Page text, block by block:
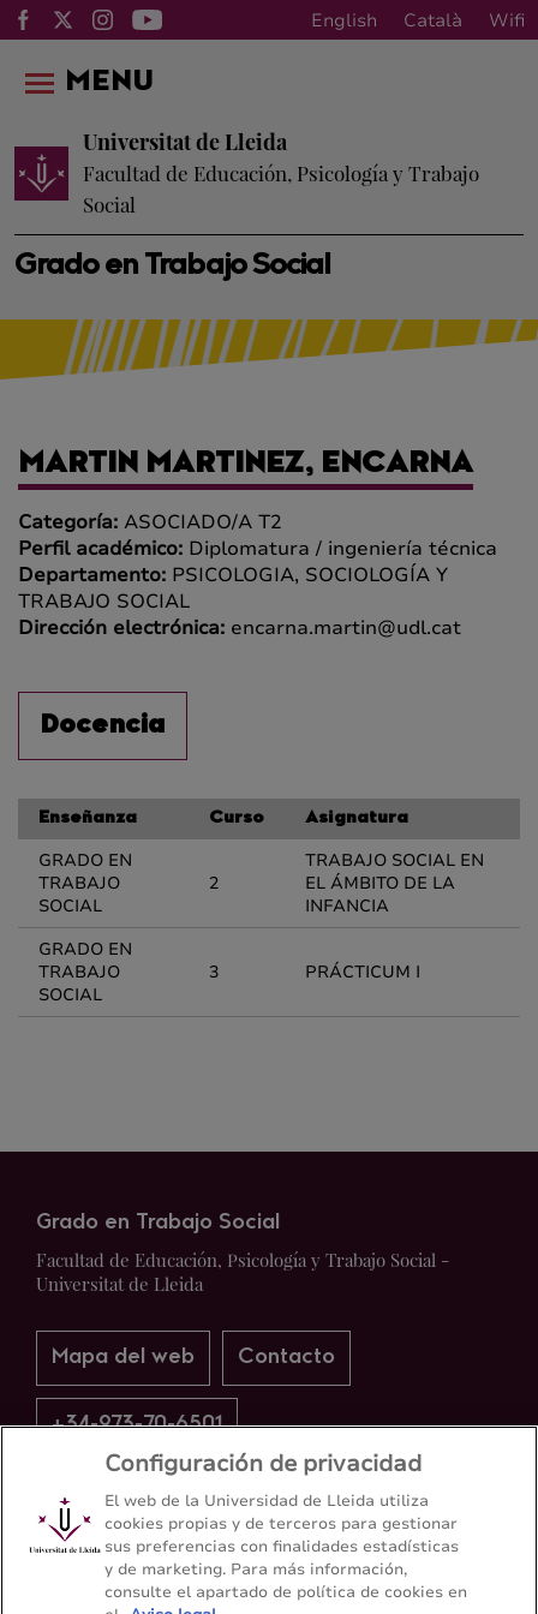
English Català Wifi
Grado en Trabajo Social
Universitat de Lleida
Facultad de Educación, Psicología y Trabajo
Social
MENU
MARTIN MARTINEZ, ENCARNA
Categoría: ASOCIADO/A T2
Perfil académico: Diplomatura / ingeniería técnica
Departamento: PSICOLOGIA, SOCIOLOGÍA Y
TRABAJO SOCIAL
Dirección electrónica: encarna.martin@udl.cat
Docencia
Enseñanza Curso Asignatura
GRADO EN
TRABAJO
SOCIAL
2
TRABAJO SOCIAL EN
EL ÁMBITO DE LA
INFANCIA
GRADO EN
TRABAJO
SOCIAL
3 PRÁCTICUM I
Grado en Trabajo Social
Facultad de Educación, Psicología y Trabajo Social -
Universitat de Lleida
Mapa del web Contacto
+34-973-70-6501
Configuración de privacidad
El web de la Universidad de Lleida utiliza
cookies propias y de terceros para gestionar
sus preferencias con finalidades estadísticas
y de marketing. Para más información,
consulte el apartado de política de cookies en